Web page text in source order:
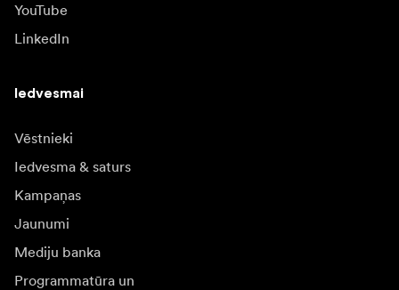
YouTube
LinkedIn
Iedvesmai
Vēstnieki
Iedvesma & saturs
Kampaņas
Jaunumi
Mediju banka
Programmatūra un